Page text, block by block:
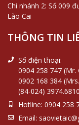
Chi nhánh 2: Số 009
Lào Cai
THÔNG TIN
Số điện thoại:
0904 258 747 (Mr.
0902 168 384
(84-024) 3974.6810
Hotline: 0904 258
Email: